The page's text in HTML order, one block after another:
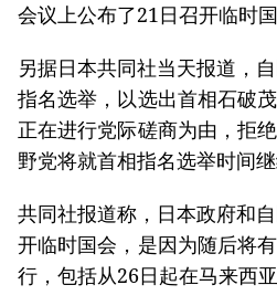
会议上公布了21日召开临时国
另据日本共同社当天报道，
指名选举，以选出首相石破
正在进行党际磋商为由，拒
野党将就首相指名选举时间继
共同社报道称，日本政府和
开临时国会，是因为随后将
行，包括从26日起在马来西